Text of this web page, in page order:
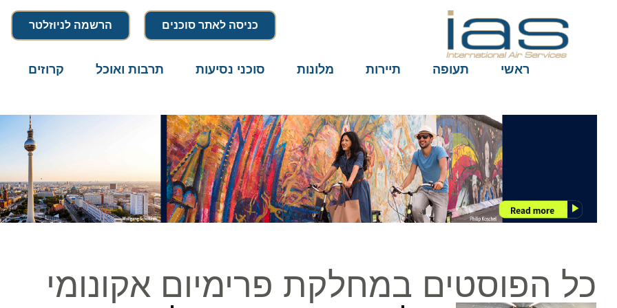
כניסה לאתר סוכנים הרשמה לניוזלטר
ראשי תעופה תיירות מלונות סוכני נסיעות תרבות ואוכל קרוזים
כל הפוסטים במחלקת פרימיום אקונומי